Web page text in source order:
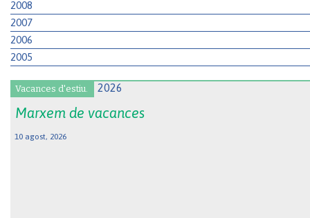
2008
2007
2006
2005
Vacances d'estiu.
Marxem de vacances
10 agost, 2026